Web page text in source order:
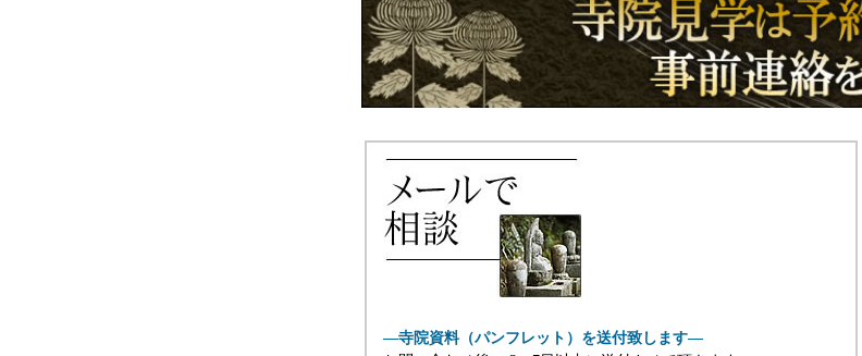
―寺院資料（パンフレット）を送付致します―